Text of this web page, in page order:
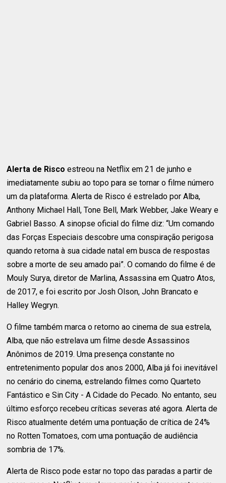
Alerta de Risco estreou na Netflix em 21 de junho e
imediatamente subiu ao topo para se tornar o filme número
um da plataforma. Alerta de Risco é estrelado por Alba,
Anthony Michael Hall, Tone Bell, Mark Webber, Jake Weary e
Gabriel Basso. A sinopse oficial do filme diz: “Um comando
das Forças Especiais descobre uma conspiração perigosa
quando retorna à sua cidade natal em busca de respostas
sobre a morte de seu amado pai”. O comando do filme é de
Mouly Surya, diretor de Marlina, Assassina em Quatro Atos,
de 2017, e foi escrito por Josh Olson, John Brancato e
Halley Wegryn.
O filme também marca o retorno ao cinema de sua estrela,
Alba, que não estrelava um filme desde Assassinos
Anônimos de 2019. Uma presença constante no
entretenimento popular dos anos 2000, Alba já foi inevitável
no cenário do cinema, estrelando filmes como Quarteto
Fantástico e Sin City - A Cidade do Pecado. No entanto, seu
último esforço recebeu críticas severas até agora. Alerta de
Risco atualmente detém uma pontuação de crítica de 24%
no Rotten Tomatoes, com uma pontuação de audiência
sombria de 17%.
Alerta de Risco pode estar no topo das paradas a partir de